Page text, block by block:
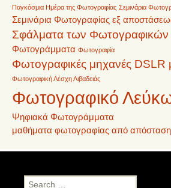
Παγκόσμια Ημέρα της Φωτογραφίας Σεμινάρια
Σεμινάρια Φωτογραφίας εξ
Σφάλματα των
Φωτογράμματα Φωτογραφία
Φωτογραφικές μηχανές DSLR
Φωτογραφική Λέσχη Λιβαδειάς
Φωτογραφικό
Ψηφιακά Φωτογράμματα
μαθήματα φωτογραφίας από απόσταση
Search